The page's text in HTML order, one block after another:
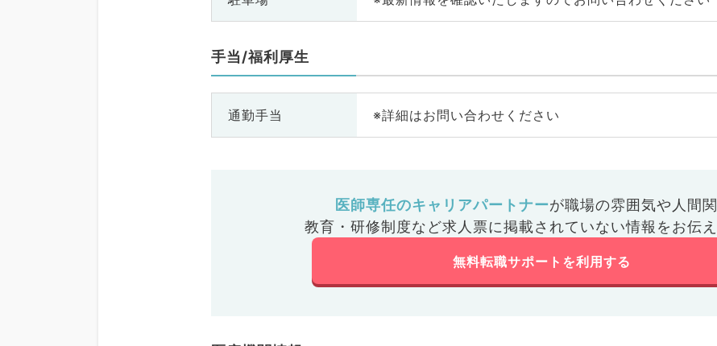
手当/福利厚生
通勤手当 ※詳細はお問い合わせください
医師専任のキャリアパートナーが職場の雰囲気や人間関
教育・研修制度など求人票に掲載されていない情報をお伝え
無料転職サポートを利用する